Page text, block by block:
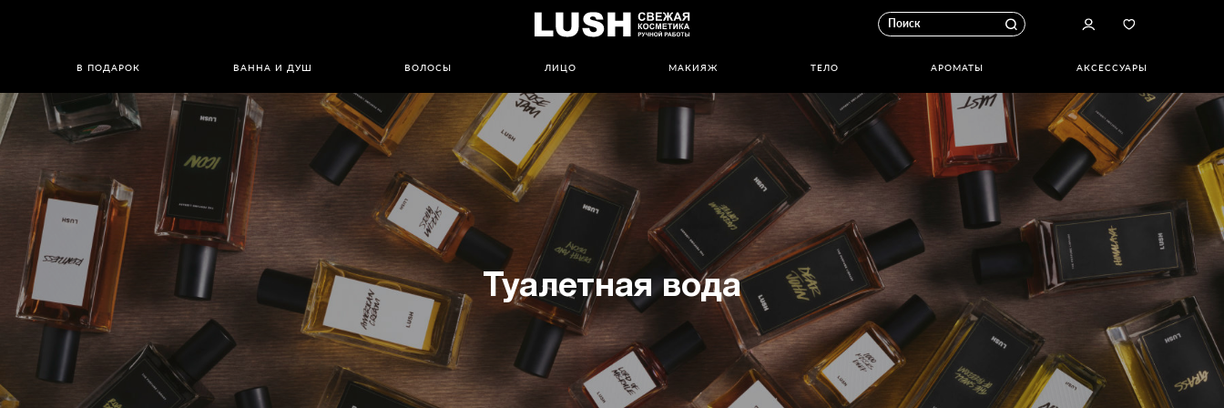
В ПОДАРОК ВАННА И ДУШ ВОЛОСЫ ЛИЦО МАКИЯЖ ТЕЛО АРОМАТЫ АКСЕССУАРЫ
Туалетная вода